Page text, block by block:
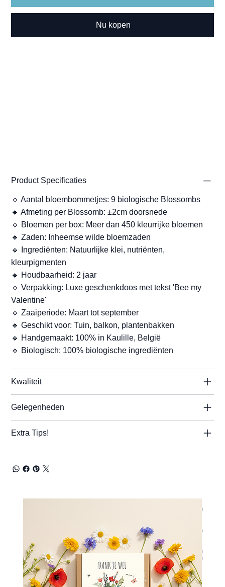
Nu kopen
Product Specificaties
🔹 Aantal bloembommetjes: 9 biologische Blossombs
🔹 Afmeting per Blossomb: ±2cm doorsnede
🔹 Bloemen per box: Meer dan 450 kleurrijke bloemen
🔹 Zaden: Inheemse wilde bloemzaden
🔹 Ingrediënten: Natuurlijke klei, nutriënten,
kleurpigmenten
🔹 Houdbaarheid: 2 jaar
🔹 Verpakking: Luxe geschenkdoos met tekst 'Bee my
Valentine'
🔹 Zaaiperiode: Maart tot september
🔹 Geschikt voor: Tuin, balkon, plantenbakken
🔹 Handgemaakt: 100% in Kaulille, België
🔹 Biologisch: 100% biologische ingrediënten
Kwaliteit
Gelegenheden
Extra Tips!